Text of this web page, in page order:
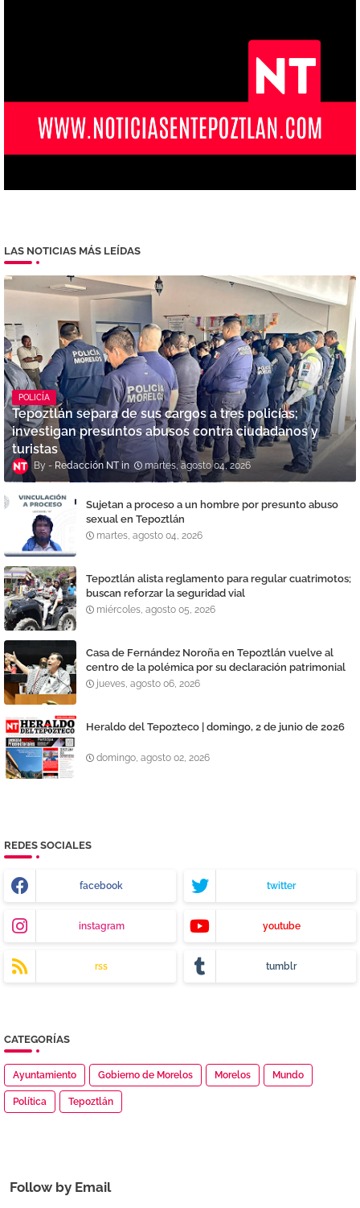
LAS NOTICIAS MÁS LEÍDAS
POLICÍA
Tepoztlán separa de sus cargos a tres policías;
investigan presuntos abusos contra ciudadanos y
turistas
Redacción NT martes, agosto 04, 2026
Sujetan a proceso a un hombre por presunto abuso
sexual en Tepoztlán
martes, agosto 04, 2026
Tepoztlán alista reglamento para regular cuatrimotos;
buscan reforzar la seguridad vial
miércoles, agosto 05, 2026
Casa de Fernández Noroña en Tepoztlán vuelve al
centro de la polémica por su declaración patrimonial
jueves, agosto 06, 2026
Heraldo del Tepozteco | domingo, 2 de junio de 2026
domingo, agosto 02, 2026
REDES SOCIALES
facebook twitter
instagram youtube
rss tumblr
CATEGORÍAS
Ayuntamiento Gobierno de Morelos Morelos Mundo
Política Tepoztlán
Follow by Email